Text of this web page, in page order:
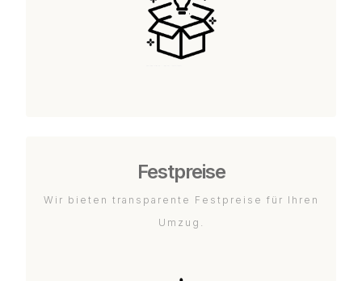
Festpreise
Wir bieten transparente Festpreise für Ihren
Umzug.